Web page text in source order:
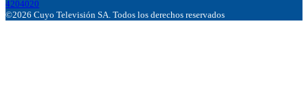
4204020
©2026 Cuyo Televisión SA. Todos los derechos reservados